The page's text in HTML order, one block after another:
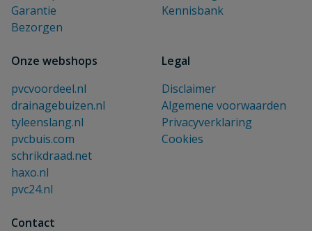
Garantie
Bezorgen
Kennisbank
Onze webshops
pvcvoordeel.nl
drainagebuizen.nl
tyleenslang.nl
pvcbuis.com
schrikdraad.net
haxo.nl
pvc24.nl
Legal
Disclaimer
Algemene voorwaarden
Privacyverklaring
Cookies
Contact